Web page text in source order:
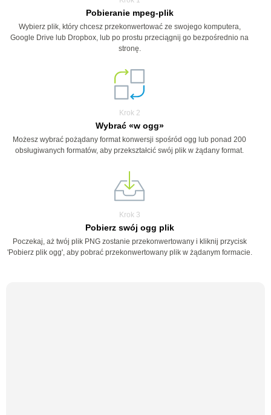
Pobieranie mpeg-plik
Wybierz plik, który chcesz przekonwertować ze swojego komputera,
Google Drive lub Dropbox, lub po prostu przeciągnij go bezpośrednio na
stronę.
Krok 2
Wybrać «w ogg»
Możesz wybrać pożądany format konwersji spośród ogg lub ponad 200
obsługiwanych formatów, aby przekształcić swój plik w żądany format.
Krok 3
Pobierz swój ogg plik
Poczekaj, aż twój plik PNG zostanie przekonwertowany i kliknij przycisk
'Pobierz plik ogg', aby pobrać przekonwertowany plik w żądanym formacie.